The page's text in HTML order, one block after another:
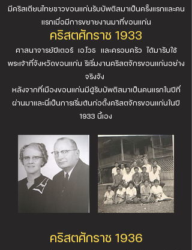
มีคริสเตียนไทยชาวขอนแก่นรับบัพติสมาเป็นครั้งแรกและคน
แรกเมื่อมีการขยายงานมาที่ขอนแก่น
คริสตศักราช 1933
ศาสนาจารย์ปีเตอร์ เอ.โวธ และครอบครัว ได้มารับใช้
พระเจ้าที่จังหวัดขอนแก่น ริเริ่มงานคริสตจักรขอนแก่นอย่าง
จริงจัง
หลังจากที่เมืองขอนแก่นมีผู้รับบัพติสมาเป็นคนแรกในปีที่
ผ่านมาและนี่เป็นการเริ่มต้นก่อตั้งคริสตจักรขอนแก่นในปี
1933 นี้เอง
คริสตศักราช 1936